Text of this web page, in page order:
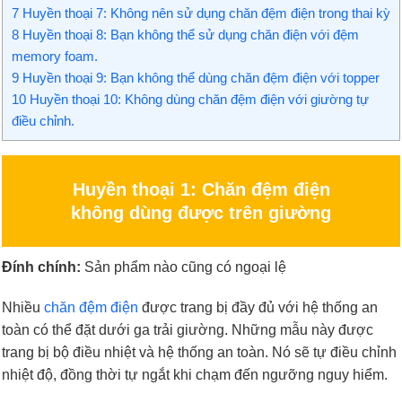
7 Huyền thoại 7: Không nên sử dụng chăn đệm điện trong thai kỳ
8 Huyền thoại 8: Bạn không thể sử dụng chăn điện với đệm
memory foam.
9 Huyền thoại 9: Bạn không thể dùng chăn đệm điện với topper
10 Huyền thoại 10: Không dùng chăn đệm điện với giường tự
điều chỉnh.
Huyền thoại 1: Chăn đệm điện
không dùng được trên giường
Đính chính: Sản phẩm nào cũng có ngoại lệ
Nhiều chăn đệm điện được trang bị đầy đủ với hệ thống an
toàn có thể đặt dưới ga trải giường. Những mẫu này được
trang bị bộ điều nhiệt và hệ thống an toàn. Nó sẽ tự điều chỉnh
nhiệt độ, đồng thời tự ngắt khi chạm đến ngưỡng nguy hiểm.